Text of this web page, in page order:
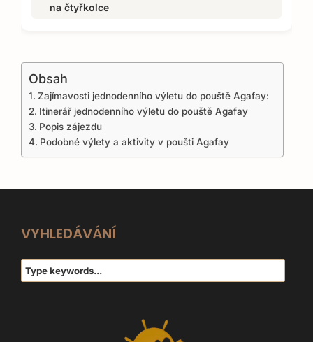
na čtyřkolce
Obsah
Zajímavosti jednodenního výletu do pouště Agafay:
Itinerář jednodenního výletu do pouště Agafay
Popis zájezdu
Podobné výlety a aktivity v poušti Agafay
VYHLEDÁVÁNÍ